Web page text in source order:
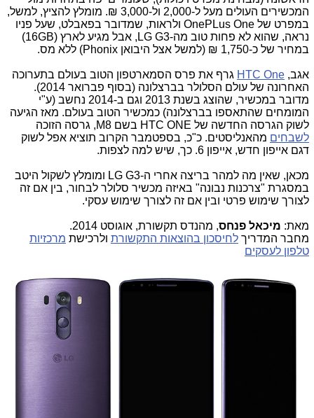
המכשירים העולים מעל ל-2,000 ול-3,000 ₪. מומלץ להציץ, למשל,
במפרט של OnePLus One ולראות, שמדובר בפאבלט, שעל פניו
נראה, שהוא לא פחות טוב מה-LG G3 , אבל מגיע לארץ ((16GB
במחיר של כ-1,750 ₪ (למשל אצל היבואן Phonix) ללא מס.
אגב, HTC One גרף את פרס הסמארטפון הטוב בעולם בתערוכה
האחרונה של עולם הסלולר בברצלונה (בסוף פברואר 2014).
מדובר במכשיר, שהוצג בשנת 2013 וגם ב-2014 נחשב (ע"י
המומחים שהתאספו בברצלונה) כמכשיר הטוב בעולם. מאז הגיעה
לשוק הגרסה החדשה של HTC ONE בשם M8, גרסה הזוכה
לשבחים מהאנליסטים. כ"כ, בספטמבר הקרוב תוציא אפל לשוק
דגם אייפון חדש, אייפון 6. כך, שיש למה לצפות.
מכאן, שאין מה למהר בריצה אחרי ה-LG G3 ומומלץ לשקול היטב
במסגרת "צרכנות נבונה" באיזה מכשיר סלולר לבחור, בין אם זה
לצורך שימוש פרטי ובין אם זה לצורך שימוש עסקי.
מאת: מיכאל פנחס, מהנדס תקשורת, אוגוסט 2014.
מחבר המדריך לחיסכון בהוצאות התקשורת ולרכישת מרכזיות
טלפון לעסקים